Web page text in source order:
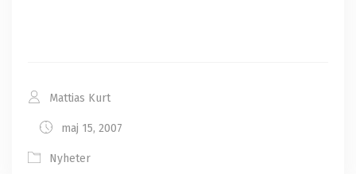
Mattias Kurt
maj 15, 2007
Nyheter